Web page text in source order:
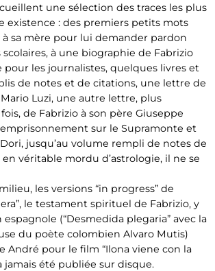
une sélection des traces les plus
existence : des premiers petits mots
à sa mère pour lui demander pardon
à une biographie de Fabrizio
pour les journalistes, quelques livres et
de notes et de citations, une lettre de
Luzi, une autre lettre, plus
de Fabrizio à son père Giuseppe
sur le Supramonte et
jusqu’au volume rempli de notes de
véritable mordu d’astrologie, il ne se
les versions “in progress” de
le testament spirituel de Fabrizio, y
(“Desmedida plegaria” avec la
du poète colombien Alvaro Mutis)
André pour le film “Ilona viene con la
jamais été publiée sur disque.